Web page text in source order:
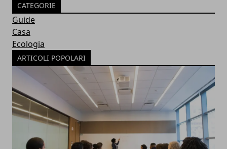
CATEGORIE
Guide
Casa
Ecologia
ARTICOLI POPOLARI